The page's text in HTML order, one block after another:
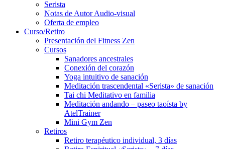
Serista
Notas de Autor Audio-visual
Oferta de empleo
Curso/Retiro
Presentación del Fitness Zen
Cursos
Sanadores ancestrales
Conexión del corazón
Yoga intuitivo de sanación
Meditación trascendental «Serista» de sanación
Tai chi Meditativo en familia
Meditación andando – paseo taoísta by
AtelTrainer
Mini Gym Zen
Retiros
Retiro terapéutico individual, 3 días